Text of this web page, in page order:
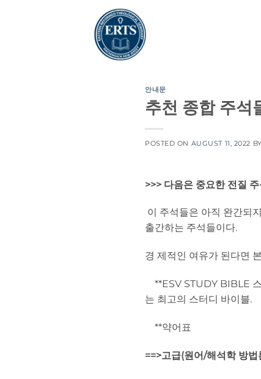
안내문
추천 종합 주석
POSTED ON AUGUST 11, 2022 BY
>>> 다음은 중요한 전질
이 주석들은 아직 완간되
출간하는 주석들이다.
경 제적인 여유가 된다면
**ESV STUDY BIBLE 스
는 최고의 스터디 바이블.
**약어표
==>고급(원어/해석학 방